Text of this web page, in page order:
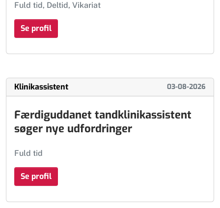
Fuld tid, Deltid, Vikariat
Se profil
Klinikassistent 03-08-2026
Færdiguddanet tandklinikassistent
søger nye udfordringer
Fuld tid
Se profil